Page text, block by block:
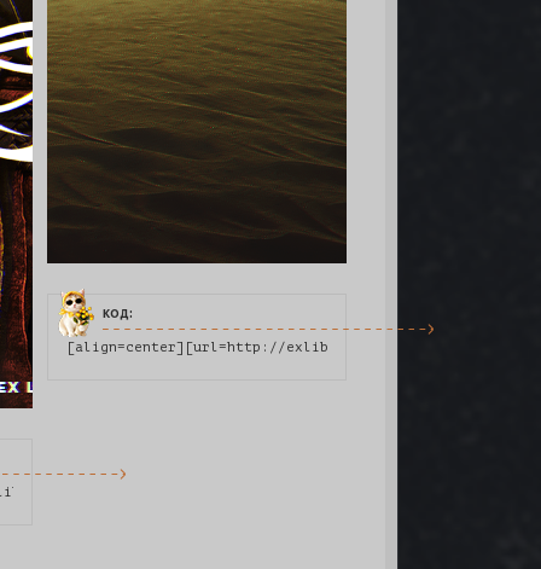
i.imgur.com/fingb94.png[/img][/url][/
viewtopic.php?pid=542928#p542928][img]https://
код:
[align=center][url=http://exlibris.rusff.me/